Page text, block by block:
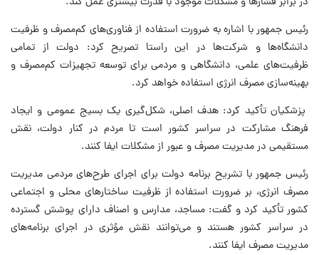
رئیس جمهور با اشاره به ضرورت استفاده از فناوری‌های کم‌مصرف و ظرفیت
دانشگاه‌ها و شرکت‌ها در این راستا تصریح کرد: دولت از تمامی
ظرفیت‌های علمی، دانشگاهی و مردمی برای توسعه تجهیزات کم‌مصرف و
بهینه‌سازی مصرف انرژی استفاده خواهد کرد.
پزشکیان تأکید کرد: هدف اصلی، شکل‌گیری یک بسیج عمومی و ایجاد
فرهنگ مشارکت در سراسر کشور است تا مردم در کنار دولت، نقش
مستقیمی در مدیریت مصرف و عبور از مشکلات ایفا کنند.
رئیس جمهور با تشریح برنامه دولت برای اجرای طرح‌های مردمی مدیریت
مصرف انرژی، بر ضرورت استفاده از ظرفیت ساختارهای محلی و اجتماعی
کشور تأکید کرد و گفت: مساجد، مدارس و اصناف دارای پوشش گسترده
در سراسر کشور هستند و می‌توانند نقش مؤثری در اجرای برنامه‌های
مدیریت مصرف ایفا کنند.